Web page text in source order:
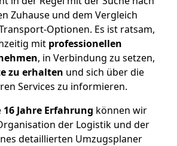
Zuhause und dem Vergleich
Optionen. Es ist ratsam,
mit professionellen
, in Verbindung zu setzen,
zu erhalten und sich über die
Services zu informieren.
16 Jahre Erfahrung können wir
der Logistik und der
detaillierten Umzugsplaner